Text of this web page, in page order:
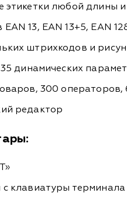
этикетки любой длины
13, EAN 13+5, EAN
штрихкодов и
35 динамических
300 операторов,
редактор
клавиатуры терминала